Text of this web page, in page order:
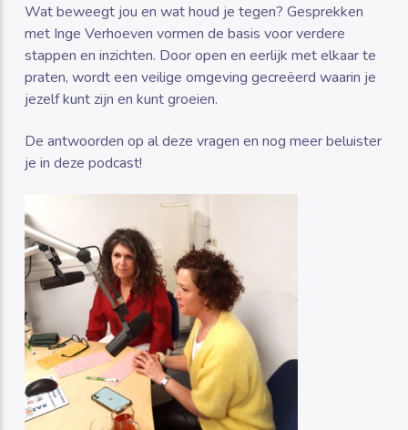
Wat beweegt jou en wat houd je tegen? Gesprekken
met Inge Verhoeven vormen de basis voor verdere
stappen en inzichten. Door open en eerlijk met elkaar te
praten, wordt een veilige omgeving gecreëerd waarin je
jezelf kunt zijn en kunt groeien.
De antwoorden op al deze vragen en nog meer beluister
je in deze podcast!